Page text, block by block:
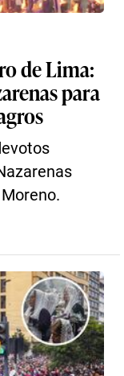
de Lima:
para